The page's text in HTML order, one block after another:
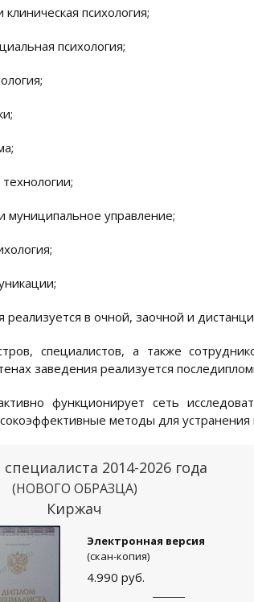
клиническая психология;
психология;
муниципальное управление;
в очной, заочной и
специалистов, а также
заведения реализуется
функционирует сеть
методы для устранения
2014-2026 года
(НОВОГО ОБРАЗЦА)
Киржач
Электронная версия
(скан-копия)
4.990 руб.